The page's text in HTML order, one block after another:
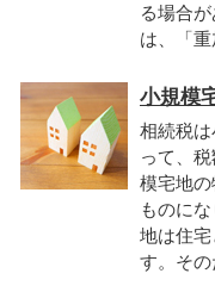
る場合
は、「
小規模
相続税
って、
模宅地
ものに
地は住
す。そ